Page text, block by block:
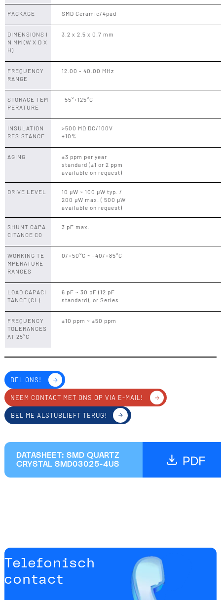
PACKAGE SMD Ceramic/4pad
DIMENSIONS I
N MM (W X D X
H)
3.2 x 2.5 x 0.7 mm
FREQUENCY
RANGE
12.00 - 40.00 MHz
STORAGE TEM
PERATURE
-55°+125°C
INSULATION
RESISTANCE
>500 MΩ DC/100V
±10%
AGING
±3 ppm per year
standard (±1 or 2 ppm
available on request)
DRIVE LEVEL
10 μW ~ 100 μW typ. /
200 μW max. ( 500 μW
available on request)
SHUNT CAPA
CITANCE C0
3 pF max.
WORKING TE
MPERATURE
RANGES
0/+50°C ~ -40/+85°C
LOAD CAPACI
TANCE (CL)
6 pF ~ 30 pF (12 pF
standard), or Series
FREQUENCY
TOLERANCES
AT 25°C
±10 ppm ~ ±50 ppm
BEL ONS!
NEEM CONTACT MET ONS OP VIA E-MAIL!
BEL ME ALSTUBLIEFT TERUG!
DATASHEET: SMD QUARTZ
CRYSTAL SMD03025-4US
Telefonisch
contact